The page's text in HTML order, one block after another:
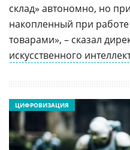
склад» автономно, но
накопленный при
товарами», – сказал
искусственного
ЦИФРОВИЗАЦИЯ